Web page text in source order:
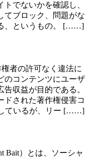
でないかを確認し、
てブロック、問題がな
、というもの。 [……]
権者の許可なく違法に
のコンテンツにユーザ
収益が目的である。
ドされた著作権侵害コ
ているが、リー [……]
Bait）とは、ソーシャ